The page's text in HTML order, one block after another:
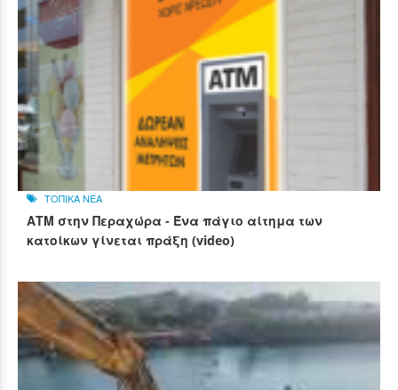
ΤΟΠΙΚΑ ΝΕΑ
ΑΤΜ στην Περαχώρα - Ένα πάγιο αίτημα των
κατοίκων γίνεται πράξη (video)